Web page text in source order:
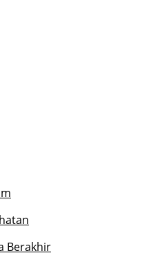
Berakhir